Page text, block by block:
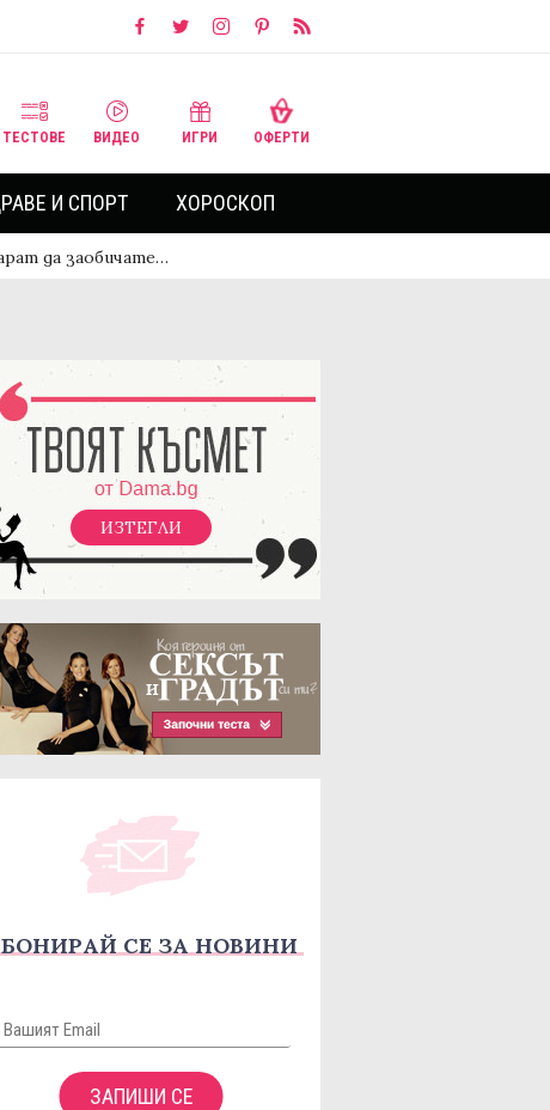
ТЕСТОВЕ ВИДЕО ИГРИ ОФЕРТИ
И СПОРТ ХОРОСКОП
да заобичате…
ИЗТЕГЛИ
СЕ ЗА НОВИНИ
ЗАПИШИ СЕ